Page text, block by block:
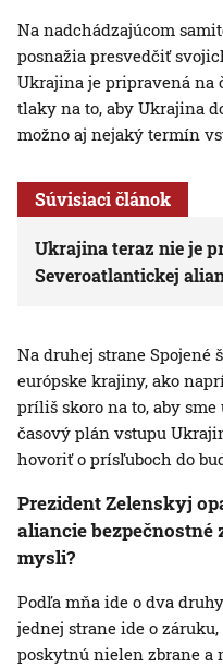
Na nadchádzajúcom
posnažia presvedčiť
Ukrajina je pripravená na
tlaky na to, aby Ukrajina
možno aj nejaký termín
Súvisiaci článok
Ukrajina teraz nie je
Severoatlantickej
Na druhej strane Spojené
európske krajiny, ako
príliš skoro na to, aby
časový plán vstupu
hovoriť o prísľuboch do
Prezident Zelenskyj
aliancie bezpečnostné
mysli?
Podľa mňa ide o dva
jednej strane ide o
poskytnú nielen zbrane a